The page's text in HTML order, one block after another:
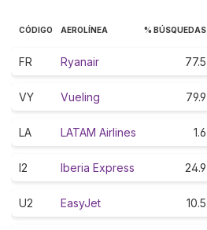
CÓDIGO AEROLÍNEA % BÚSQUEDAS
FR Ryanair 77.5
VY Vueling 79.9
LA LATAM Airlines 1.6
I2 Iberia Express 24.9
U2 EasyJet 10.5